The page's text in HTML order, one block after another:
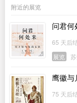
附近的展览
问君
65 天后
展览
鹰徽与
75 天后